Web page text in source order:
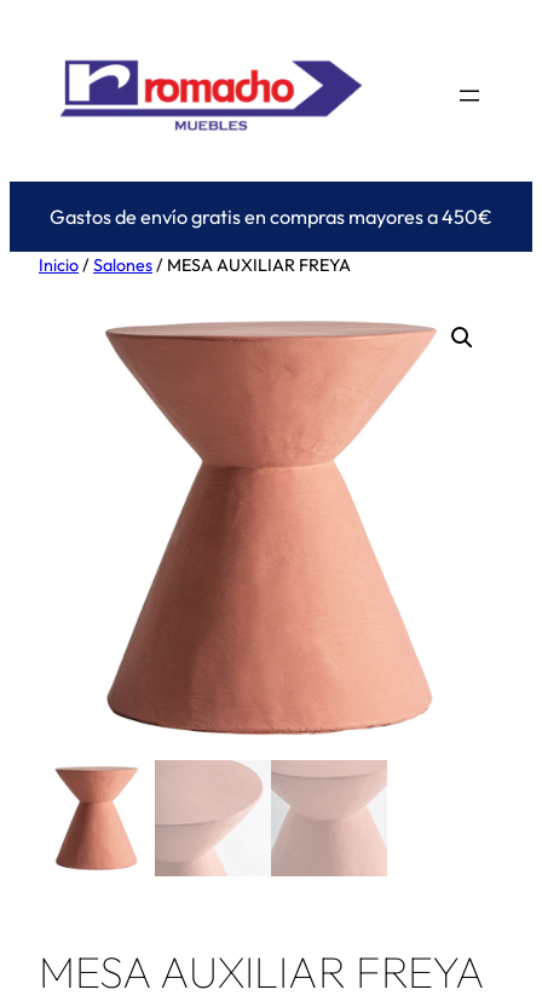
contenido
Gastos de envío gratis en compras mayores a 450€
Inicio/Salones/ MESA AUXILIAR FREYA
MESA AUXILIAR FREYA